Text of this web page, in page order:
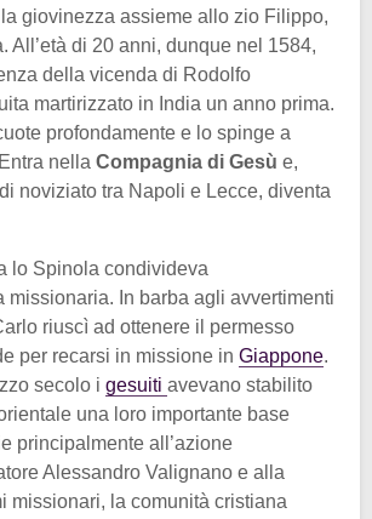
giovinezza assieme allo zio Filippo,
All’età di 20 anni, dunque nel 1584,
della vicenda di Rodolfo
martirizzato in India un anno prima.
profondamente e lo spinge a
nella Compagnia di Gesù e,
noviziato tra Napoli e Lecce, diventa
lo Spinola condivideva
missionaria. In barba agli avvertimenti
riuscì ad ottenere il permesso
per recarsi in missione in Giappone.
secolo i gesuiti avevano stabilito
una loro importante base
principalmente all’azione
Alessandro Valignano e alla
missionari, la comunità cristiana